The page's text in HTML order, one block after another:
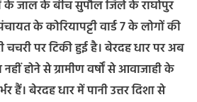
जाल के बीच सुपौल जिले के राघोपुर
के कोरियापट्टी वार्ड 7 के लोगों की
चचरी पर टिकी हुई है। बेरदह धार पर अब
होने से ग्रामीण वर्षों से आवाजाही के
हैं। बेरदह धार में पानी उत्तर दिशा से